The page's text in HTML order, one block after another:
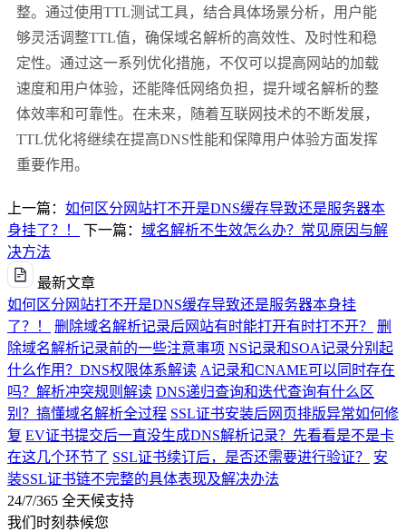
整。通过使用TTL测试工具，结合具体场景分析，用户能
够灵活调整TTL值，确保域名解析的高效性、及时性和稳
定性。通过这一系列优化措施，不仅可以提高网站的加载
速度和用户体验，还能降低网络负担，提升域名解析的整
体效率和可靠性。在未来，随着互联网技术的不断发展，
TTL优化将继续在提高DNS性能和保障用户体验方面发挥
重要作用。
上一篇： 如何区分网站打不开是DNS缓存导致还是服务器本
身挂了？！
下一篇： 域名解析不生效怎么办？常见原因与解
决方法
最新文章
如何区分网站打不开是DNS缓存导致还是服务器本身挂
了？！
删除域名解析记录后网站有时能打开有时打不开？
删
除域名解析记录前的一些注意事项 NS记录和SOA记录分别起
什么作用？DNS权限体系解读 A记录和CNAME可以同时存在
吗？解析冲突规则解读 DNS递归查询和迭代查询有什么区
别？搞懂域名解析全过程 SSL证书安装后网页排版异常如何修
复 EV证书提交后一直没生成DNS解析记录？先看看是不是卡
在这几个环节了 SSL证书续订后，是否还需要进行验证？
安
装SSL证书链不完整的具体表现及解决办法
24/7/365 全天候支持
我们时刻恭候您